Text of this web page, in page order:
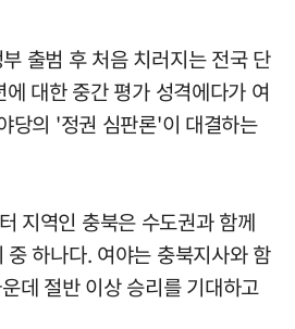
출범 후 처음 치러지는 전국 단
대한 중간 평가 성격에다가 여
당의 '정권 심판론'이 대결하는
지역인 충북은 수도권과 함께
하나다. 여야는 충북지사와 함
데 절반 이상 승리를 기대하고